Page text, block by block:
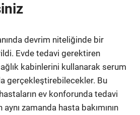
devrim niteliğinde bir
Evde tedavi gerektiren
kabinlerini kullanarak serum
gerçekleştirebilecekler. Bu
ev konforunda tedavi
aynı zamanda hasta bakımının